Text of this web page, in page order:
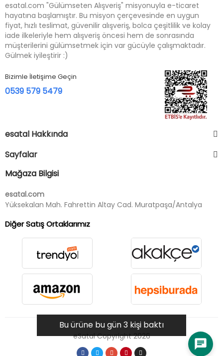
Bu ürüne bu gün 3 kişi baktı
chat
esatal.com "Gülümseten Alışveriş" misyonuyla e-ticaret
hayatına başlamıştır. Bu misyon çerçevesinde en uygun
fiyat, hızlı teslimat, güvenilir alışveriş, bolca çeşitlilik ve kolay
iade ilkeleriyle hem alışveriş öncesi hem de sonrasında
müşterilerini gülümsetmek için var gücüyle çalışmaktadır.
Gülmek iyileştirir :)
Bizimle İletişime Geçin
0539 579 5479
esatal Hakkında
Sayfalar
Mağaza Bilgisi
esatal.com
Yüksekalan Mah. Fahrettin Altay Cad. Muratpaşa/Antalya
Diğer Satış Ortaklarımız
eSatal Copyright 2026